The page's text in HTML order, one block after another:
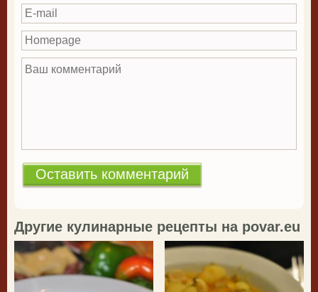
E-mail
Homepage
Ваш комментарий
Другие кулинарные рецепты на povar.eu